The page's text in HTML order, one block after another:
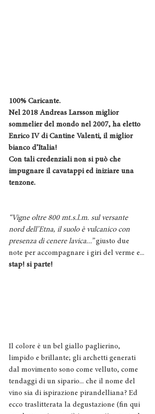
100% Caricante.
Nel 2018 Andreas Larsson miglior
sommelier del mondo nel 2007, ha eletto
Enrico IV di Cantine Valenti, il miglior
bianco d’Italia!
Con tali credenziali non si può che
impugnare il cavatappi ed iniziare una
tenzone.
“Vigne oltre 800 mt.s.l.m. sul versante
nord dell’Etna, il suolo è vulcanico con
presenza di cenere lavica...” giusto due
note per accompagnare i giri del verme e...
stap! si parte!
Il colore è un bel giallo paglierino,
limpido e brillante; gli archetti generati
dal movimento sono come velluto, come
tendaggi di un sipario... che il nome del
vino sia di ispirazione pirandelliana? Ed
ecco traslitterata la degustazione (fin qui